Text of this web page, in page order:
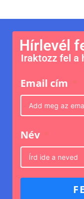
Hírlevél
Iraktozz fel a
Email cím
Név